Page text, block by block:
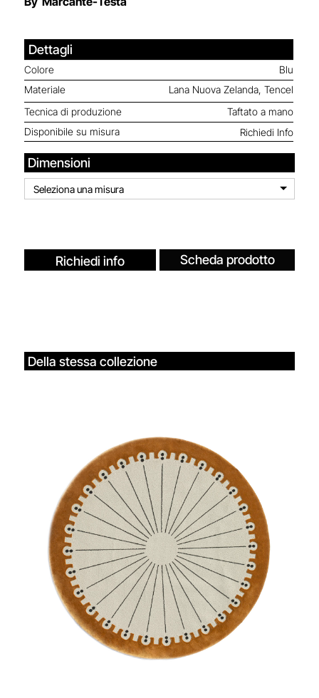
Dettagli
Colore
Blu
Materiale
Lana Nuova Zelanda, Tencel
Tecnica di produzione
Taftato a mano
Disponibile su misura
Richiedi Info
Dimensioni
Seleziona una misura
Richiedi info Scheda prodotto
Della stessa collezione